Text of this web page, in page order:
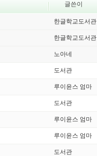
글쓴이
한글학교도서관
한글학교도서관
노아네
도서관
루이윤스 엄마
도서관
루이윤스 엄마
루이윤스 엄마
도서관